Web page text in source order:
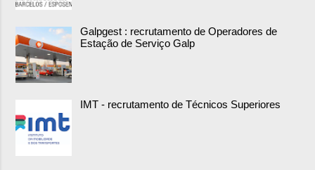
Galpgest : recrutamento de Operadores de
Estação de Serviço Galp
IMT - recrutamento de Técnicos Superiores